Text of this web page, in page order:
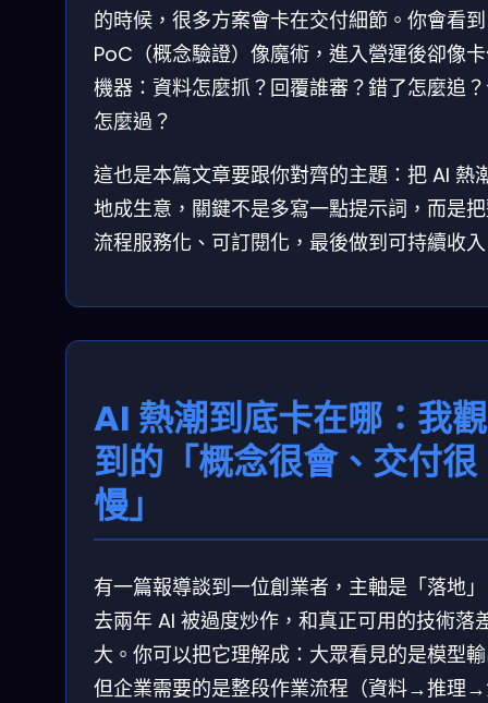
的時候，很多方案會卡在交付細節。你會看
PoC（概念驗證）像魔術，進入營運後卻像
機器：資料怎麼抓？回覆誰審？錯了怎麼追
怎麼過？
這也是本篇文章要跟你對齊的主題：把 AI 熱
地成生意，關鍵不是多寫一點提示詞，而是
流程服務化、可訂閱化，最後做到可持續收
AI 熱潮到底卡在哪：我
到的「概念很會、交付很
慢」
有一篇報導談到一位創業者，主軸是「落地
去兩年 AI 被過度炒作，和真正可用的技術落
大。你可以把它理解成：大眾看見的是模型
但企業需要的是整段作業流程（資料→推理